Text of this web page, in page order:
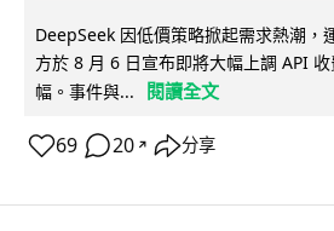
DeepSeek 因低價策略掀起需求熱潮，
方於 8 月 6 日宣布即將大幅上調 API
幅。事件與...
閱讀全文
69 20 ↗ 分享